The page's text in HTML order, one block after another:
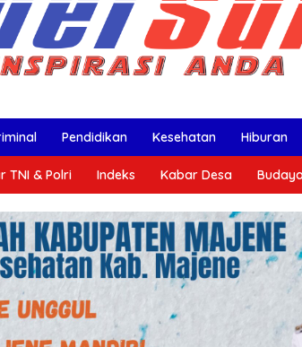
Pendidikan Kesehatan Hiburan
TNI & Polri Indeks Kabar Desa